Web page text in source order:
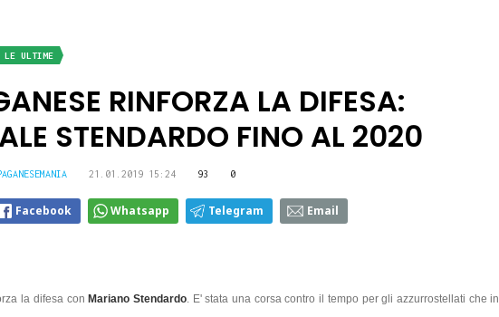
LE ULTIME
RINFORZA LA DIFESA:
STENDARDO FINO AL 2020
21.01.2019 15:24 93 0
Facebook Whatsapp Telegram Email
la difesa con Mariano Stendardo. E' stata una corsa contro il tempo per gli azzurrostellati che in